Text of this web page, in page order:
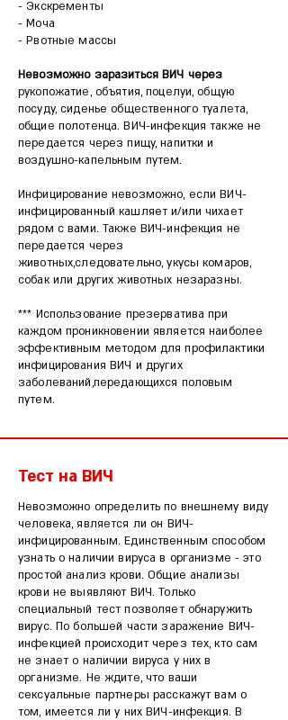
- Экскременты
- Моча
- Рвотные массы
Невозможно заразиться ВИЧ через
рукопожатие, объятия, поцелуи, общую
посуду, сиденье общественного туалета,
общие полотенца. ВИЧ-инфекция также не
передается через пищу, напитки и
воздушно-капельным путем.
Инфицирование невозможно, если ВИЧ-
инфицированный кашляет и/или чихает
рядом с вами. Также ВИЧ-инфекция не
передается через
животных,следовательно, укусы комаров,
собак или других животных незаразны.
*** Использование презерватива при
каждом проникновении является наиболее
эффективным методом для профилактики
инфицирования ВИЧ и других
заболеваний,передающихся половым
путем.
Тест на ВИЧ
Невозможно определить по внешнему виду
человека, является ли он ВИЧ-
инфицированным. Единственным способом
узнать о наличии вируса в организме - это
простой анализ крови. Общие анализы
крови не выявляют ВИЧ. Только
специальный тест позволяет обнаружить
вирус. По большей части заражение ВИЧ-
инфекцией происходит через тех, кто сам
не знает о наличии вируса у них в
организме. Не ждите, что ваши
сексуальные партнеры расскажут вам о
том, имеется ли у них ВИЧ-инфекция. В